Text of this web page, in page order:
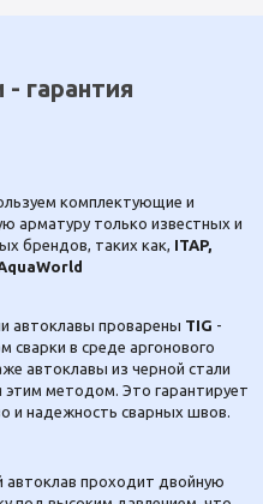
гарантия
комплектующие и
арматуру только известных и
брендов, таких как, ITAP,
автоклавы проварены TIG -
сварки в среде аргонового
автоклавы из черной стали
этим методом. Это гарантирует
и надежность сварных швов.
проходит двойную